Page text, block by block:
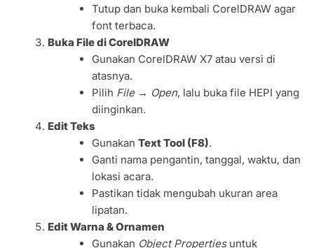
Tutup dan buka kembali CorelDRAW agar
font terbaca.
Buka File di CorelDRAW
Gunakan CorelDRAW X7 atau versi di
atasnya.
Pilih File → Open, lalu buka file HEPI yang
diinginkan.
Edit Teks
Gunakan Text Tool (F8).
Ganti nama pengantin, tanggal, waktu, dan
lokasi acara.
Pastikan tidak mengubah ukuran area
lipatan.
Edit Warna & Ornamen
Gunakan Object Propertiesuntuk